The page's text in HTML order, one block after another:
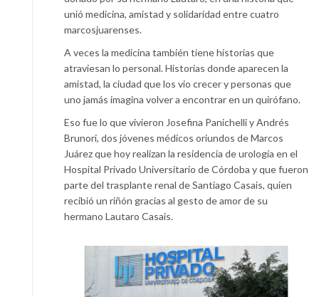
unió medicina, amistad y solidaridad entre cuatro
marcosjuarenses.
A veces la medicina también tiene historias que
atraviesan lo personal. Historias donde aparecen la
amistad, la ciudad que los vio crecer y personas que
uno jamás imagina volver a encontrar en un quirófano.
Eso fue lo que vivieron Josefina Panichelli y Andrés
Brunori, dos jóvenes médicos oriundos de Marcos
Juárez que hoy realizan la residencia de urología en el
Hospital Privado Universitario de Córdoba y que fueron
parte del trasplante renal de Santiago Casais, quien
recibió un riñón gracias al gesto de amor de su
hermano Lautaro Casais.